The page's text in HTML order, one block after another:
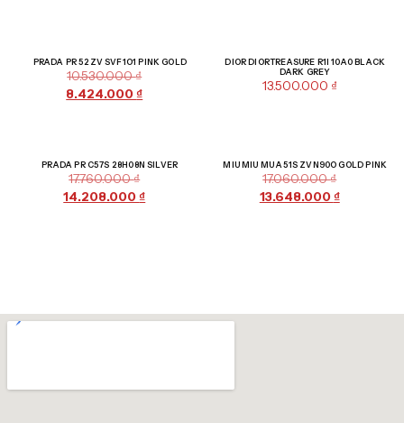
PRADA PR 52ZV SVF1O1 PINK GOLD
10.530.000₫
8.424.000₫
DIOR DIORTREASURE R1I 10A0 BLACK
DARK GREY
13.500.000 ₫
PRADA PR C57S 28H08N SILVER
17.760.000₫
14.208.000₫
MIU MIU MU A51S ZVN90O GOLD PINK
17.060.000₫
13.648.000 ₫